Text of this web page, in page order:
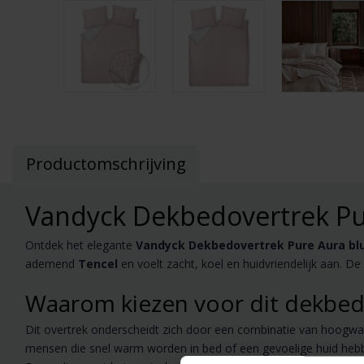
Productomschrijving
Vandyck Dekbedovertrek
Ontdek het elegante Vandyck Dekbedovertrek Pure Aura
ademend Tencel en voelt zacht, koel en huidvriendelijk aan.
Waarom kiezen voor dit
Dit overtrek onderscheidt zich door een combinatie van
mensen die snel warm worden in bed of een gevoelige huid